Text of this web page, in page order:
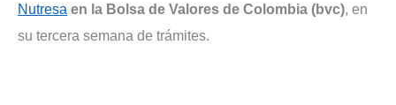
Nutresa en la Bolsa de Valores de Colombia (bvc), en
su tercera semana de trámites.